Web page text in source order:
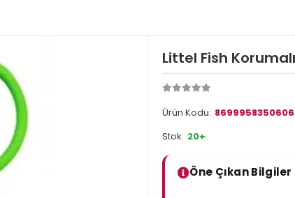
Littel Fish
Ürün Kodu: 8699958350606
Stok: 20+
Öne Çıkan Bilgiler